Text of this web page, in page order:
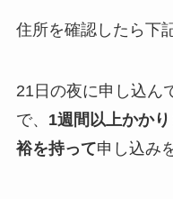
住所を確認したら下
21日の夜に申し込ん
で、 1週間以上かか
裕を持って申し込み